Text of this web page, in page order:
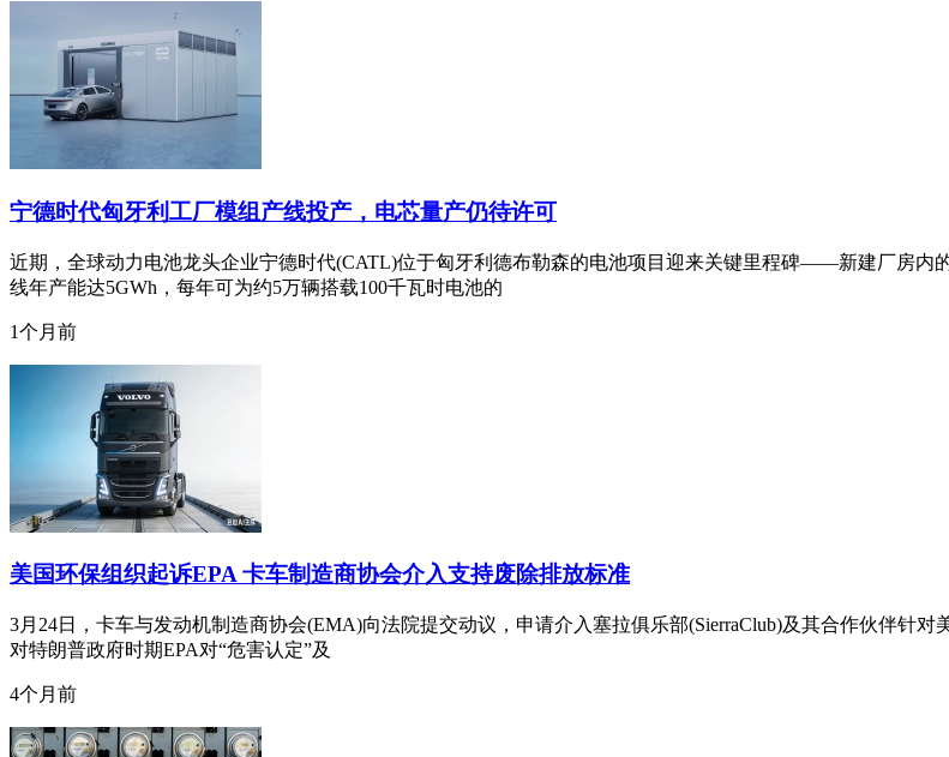
宁德时代匈牙利工厂模组产线投产，电芯量产仍待许可
近期，全球动力电池龙头企业宁德时代(CATL)位于匈牙利德布勒森的电池项目迎来关键里程碑——新建厂房内
线年产能达5GWh，每年可为约5万辆搭载100千瓦时电池的
1个月前
美国环保组织起诉EPA 卡车制造商协会介入支持废除排放标准
3月24日，卡车与发动机制造商协会(EMA)向法院提交动议，申请介入塞拉俱乐部(SierraClub)及其合作伙伴针对
对特朗普政府时期EPA对“危害认定”及
4个月前